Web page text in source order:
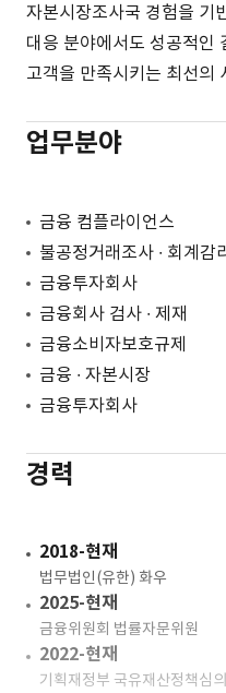
자본시장조사국 경험을 기
대응 분야에서도 성공적인
고객을 만족시키는 최선의
업무분야
금융 컴플라이언스
불공정거래조사 ∙ 회계감
금융투자회사
금융회사 검사 ∙ 제재
금융소비자보호규제
금융 ∙ 자본시장
금융투자회사
경력
2018-현재
법무법인(유한) 화우
2025-현재
금융위원회 법률자문위원
2022-현재
기획재정부 국유재산정책심